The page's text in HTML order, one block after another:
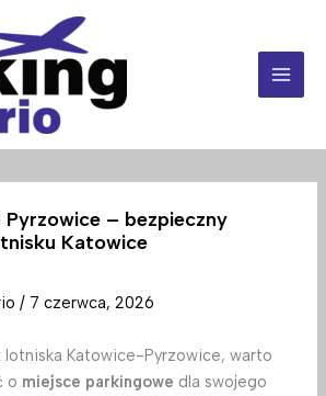
Pyrzowice – bezpieczny
Katowice
/ 7 czerwca, 2026
lotniska Katowice-Pyrzowice, warto
o miejsce parkingowe dla swojego